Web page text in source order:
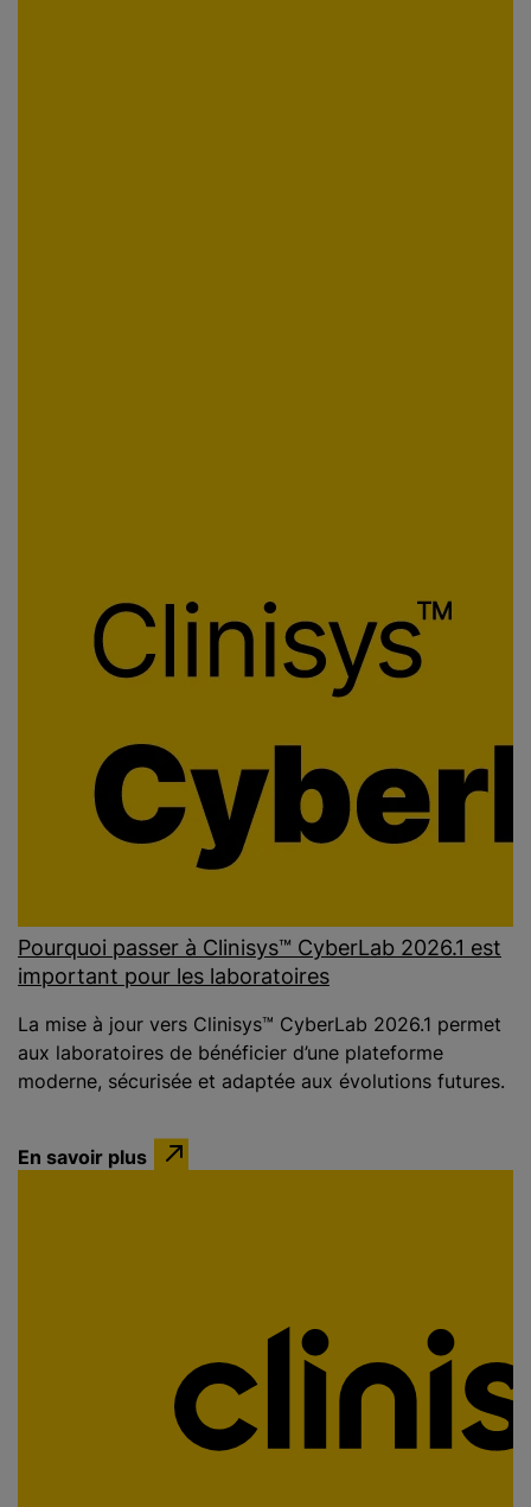
Pourquoi passer à Clinisys™ CyberLab 2026.1 est
important pour les laboratoires
La mise à jour vers Clinisys™ CyberLab 2026.1 permet
aux laboratoires de bénéficier d’une plateforme
moderne, sécurisée et adaptée aux évolutions futures.
En savoir plus